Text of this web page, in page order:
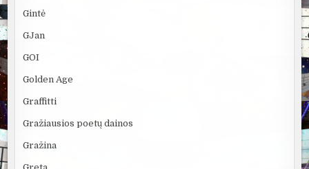
Gintė
GJan
GOI
Golden Age
Graffitti
Gražiausios poetų dainos
Gražina